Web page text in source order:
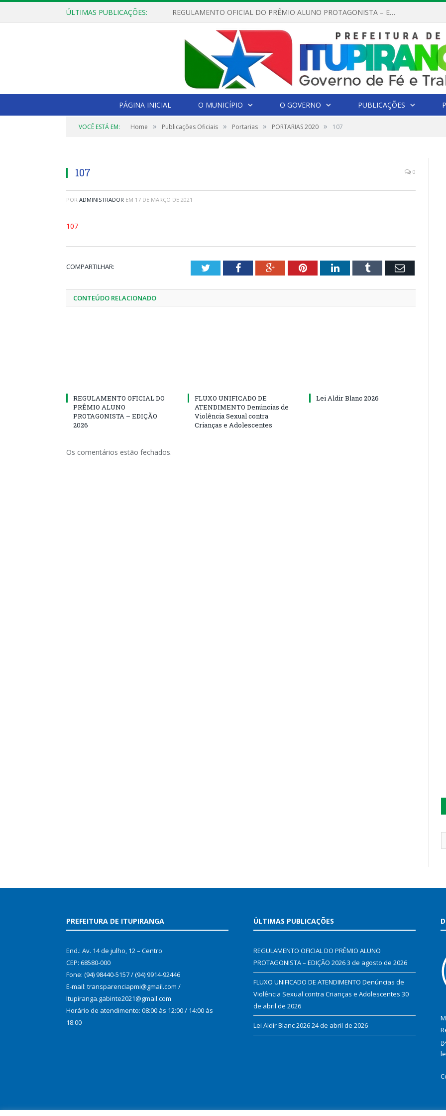
ÚLTIMAS PUBLICAÇÕES: REGULAMENTO OFICIAL DO PRÊMIO ALUNO PROTAGONISTA – EDIÇÃO 2026
PÁGINA INICIAL O MUNICÍPIO O GOVERNO PUBLICAÇÕES
VOCÊ ESTÁ EM: Home » Publicações Oficiais » Portarias » PORTARIAS 2020 » 107
107 0
POR ADMINISTRADOR EM 17 DE MARÇO DE 2021
107
COMPARTILHAR: TwitterFacebookGoogle+PinterestLinkedInTumblr Email
CONTEÚDO RELACIONADO
REGULAMENTO OFICIAL DO
PRÊMIO ALUNO
PROTAGONISTA – EDIÇÃO
2026
FLUXO UNIFICADO DE
ATENDIMENTO Denúncias de
Violência Sexual contra
Crianças e Adolescentes
Lei Aldir Blanc 2026
Os comentários estão fechados.
PREFEITURA DE ITUPIRANGA
End.: Av. 14 de julho, 12 – Centro
CEP: 68580-000
Fone: (94) 98440-5157 / (94) 9914-92446
E-mail: transparenciapmi@gmail.com /
Itupiranga.gabinte2021@gmail.com
Horário de atendimento: 08:00 às 12:00 / 14:00 às
18:00
ÚLTIMAS PUBLICAÇÕES
REGULAMENTO OFICIAL DO PRÊMIO ALUNO
PROTAGONISTA – EDIÇÃO 20263 de agosto de 2026
FLUXO UNIFICADO DE ATENDIMENTO Denúncias de
Violência Sexual contra Crianças e Adolescentes 30
de abril de 2026
Lei Aldir Blanc 202624 de abril de 2026